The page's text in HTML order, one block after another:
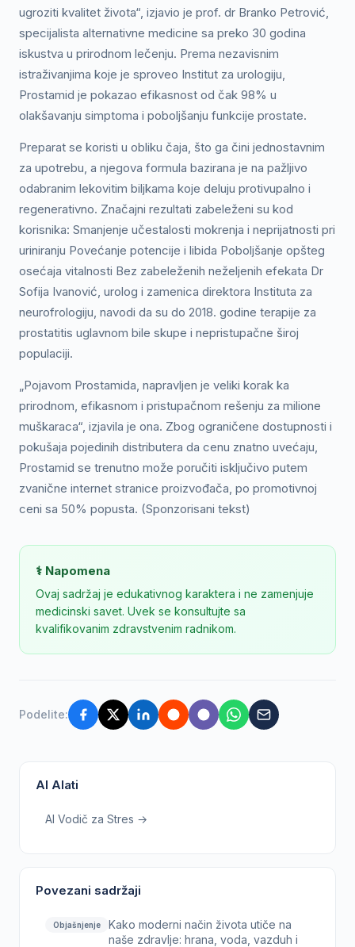
ugroziti kvalitet života“, izjavio je prof. dr Branko Petrović,
specijalista alternativne medicine sa preko 30 godina
iskustva u prirodnom lečenju. Prema nezavisnim
istraživanjima koje je sproveo Institut za urologiju,
Prostamid je pokazao efikasnost od čak 98% u
olakšavanju simptoma i poboljšanju funkcije prostate.
Preparat se koristi u obliku čaja, što ga čini jednostavnim
za upotrebu, a njegova formula bazirana je na pažljivo
odabranim lekovitim biljkama koje deluju protivupalno i
regenerativno. Značajni rezultati zabeleženi su kod
korisnika: Smanjenje učestalosti mokrenja i neprijatnosti pri
uriniranju Povećanje potencije i libida Poboljšanje opšteg
osećaja vitalnosti Bez zabeleženih neželjenih efekata Dr
Sofija Ivanović, urolog i zamenica direktora Instituta za
neurofrologiju, navodi da su do 2018. godine terapije za
prostatitis uglavnom bile skupe i nepristupačne široj
populaciji.
„Pojavom Prostamida, napravljen je veliki korak ka
prirodnom, efikasnom i pristupačnom rešenju za milione
muškaraca“, izjavila je ona. Zbog ograničene dostupnosti i
pokušaja pojedinih distributera da cenu znatno uvećaju,
Prostamid se trenutno može poručiti isključivo putem
zvanične internet stranice proizvođača, po promotivnoj
ceni sa 50% popusta. (Sponzorisani tekst)
⚕️ Napomena
Ovaj sadržaj je edukativnog karaktera i ne zamenjuje
medicinski savet. Uvek se konsultujte sa
kvalifikovanim zdravstvenim radnikom.
Podelite:
AI Alati
AI Vodič za Stres →
Povezani sadržaji
Objašnjenje
Kako moderni način života utiče na
naše zdravlje: hrana, voda, vazduh i